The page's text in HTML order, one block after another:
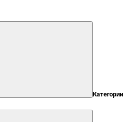
Категории